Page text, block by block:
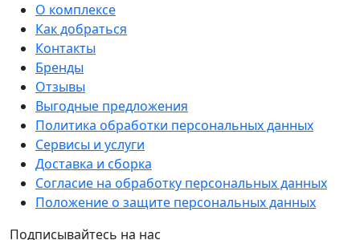
О комплексе
Как добраться
Контакты
Бренды
Отзывы
Выгодные предложения
Политика обработки персональных данных
Сервисы и услуги
Доставка и сборка
Согласие на обработку персональных данных
Положение о защите персональных данных
Подписывайтесь на нас